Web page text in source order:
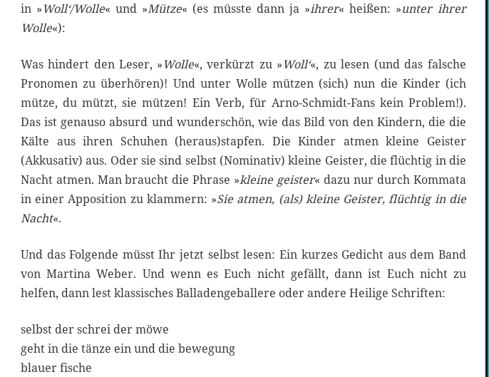
in »Woll‘/Wolle« und »Mütze« (es müsste dann ja »ihrer« heißen: »unter ihrer
Wolle«):
Was hindert den Leser, »Wolle«, verkürzt zu »Woll‘«, zu lesen (und das falsche
Pronomen zu überhören)! Und unter Wolle mützen (sich) nun die Kinder (ich
mütze, du mützt, sie mützen! Ein Verb, für Arno-Schmidt-Fans kein Problem!).
Das ist genauso absurd und wunderschön, wie das Bild von den Kindern, die die
Kälte aus ihren Schuhen (heraus)stapfen. Die Kinder atmen kleine Geister
(Akkusativ) aus. Oder sie sind selbst (Nominativ) kleine Geister, die flüchtig in die
Nacht atmen. Man braucht die Phrase »kleine geister« dazu nur durch Kommata
in einer Apposition zu klammern: »Sie atmen, (als) kleine Geister, flüchtig in die
Nacht«.
Und das Folgende müsst Ihr jetzt selbst lesen: Ein kurzes Gedicht aus dem Band
von Martina Weber. Und wenn es Euch nicht gefällt, dann ist Euch nicht zu
helfen, dann lest klassisches Balladengeballere oder andere Heilige Schriften:
selbst der schrei der möwe
geht in die tänze ein und die bewegung
blauer fische